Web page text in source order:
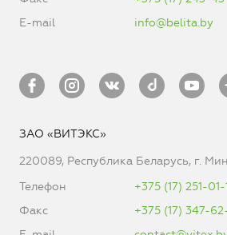
E-mail
info@belita.by
ЗАО «ВИТЭКС»
220089, Республика Беларусь, г.
Телефон
+375 (17) 251-01-
Факс
+375 (17) 347-